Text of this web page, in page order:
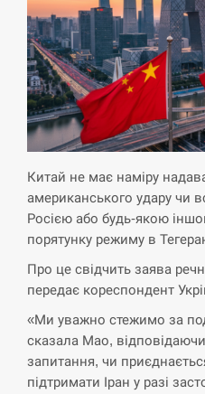
Китай не має наміру
американського удару чи
Росією або будь-якою
порятунку режиму в
Про це свідчить заява
передає кореспондент
«Ми уважно стежимо за
сказала Мао,
запитання, чи
підтримати Іран у разі